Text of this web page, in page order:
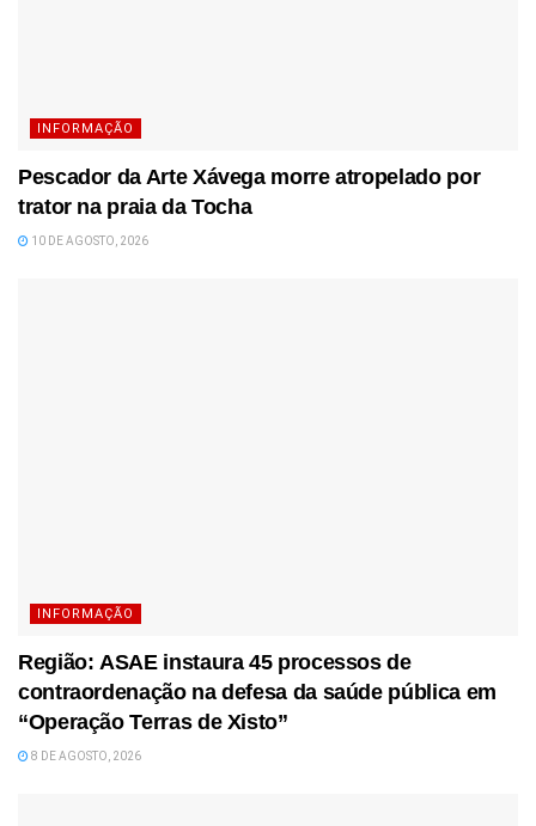
INFORMAÇÃO
Pescador da Arte Xávega morre atropelado por
trator na praia da Tocha
10 DE AGOSTO, 2026
INFORMAÇÃO
Região: ASAE instaura 45 processos de
contraordenação na defesa da saúde pública em
“Operação Terras de Xisto”
8 DE AGOSTO, 2026